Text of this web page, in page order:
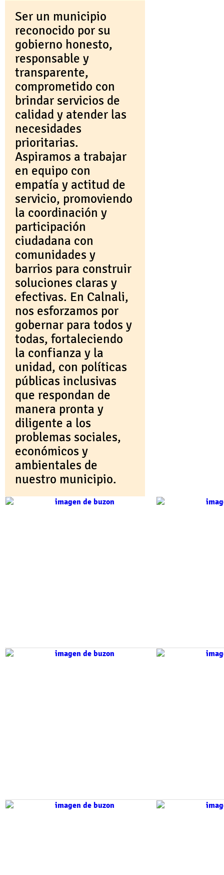
Ser un municipio
reconocido por su
gobierno honesto,
responsable y
transparente,
comprometido con
brindar servicios de
calidad y atender las
necesidades
prioritarias.
Aspiramos a trabajar
en equipo con
empatía y actitud de
servicio, promoviendo
la coordinación y
participación
ciudadana con
comunidades y
barrios para construir
soluciones claras y
efectivas. En Calnali,
nos esforzamos por
gobernar para todos y
todas, fortaleciendo
la confianza y la
unidad, con políticas
públicas inclusivas
que respondan de
manera pronta y
diligente a los
problemas sociales,
económicos y
ambientales de
nuestro municipio.